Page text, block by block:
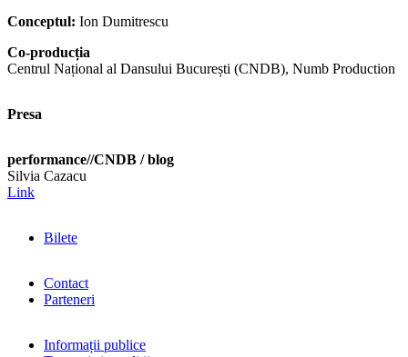
Conceptul: Ion Dumitrescu
Co-producția
Centrul Național al Dansului București (CNDB), Numb Production
Presa
performance//CNDB / blog
Silvia Cazacu
Link
Bilete
Contact
Parteneri
Informații publice